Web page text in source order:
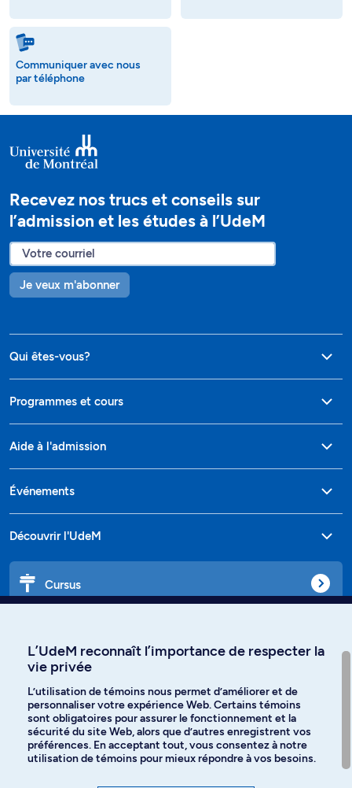
Communiquer avec nous
par téléphone
Recevez nos trucs et conseils sur
l’admission et les études à l’UdeM
Je veux m'abonner
Qui êtes-vous?
Programmes et cours
Aide à l'admission
Événements
Découvrir l'UdeM
Cursus
Langues
Facebook Instagram
L’UdeM reconnaît l’importance de respecter la
vie privée
L’utilisation de témoins nous permet d’améliorer et de
personnaliser votre expérience Web. Certains témoins
sont obligatoires pour assurer le fonctionnement et la
sécurité du site Web, alors que d’autres enregistrent vos
préférences. En acceptant tout, vous consentez à notre
utilisation de témoins pour mieux répondre à vos besoins.